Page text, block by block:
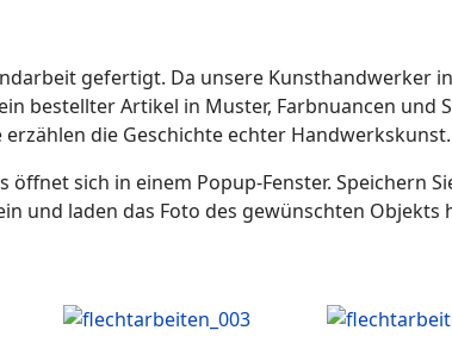
gefertigt. Da unsere Kunsthandwerker
bestellter Artikel in Muster, Farbnuancen
die Geschichte echter Handwerkskunst.
sich in einem Popup-Fenster. Speichern
und laden das Foto des gewünschten Objekts